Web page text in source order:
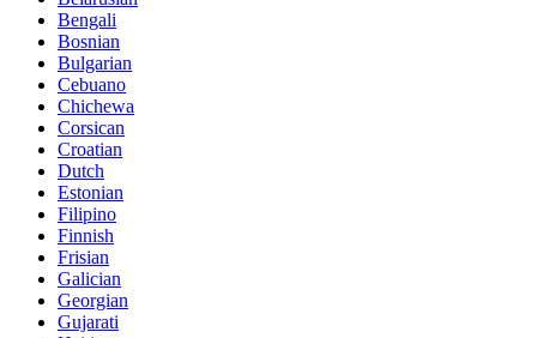
Bengali
Bosnian
Bulgarian
Cebuano
Chichewa
Corsican
Croatian
Dutch
Estonian
Filipino
Finnish
Frisian
Galician
Georgian
Gujarati